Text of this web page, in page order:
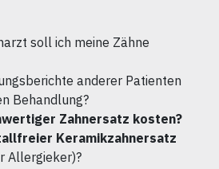
soll ich meine Zähne
anderer Patienten
Behandlung?
Zahnersatz kosten?
Keramikzahnersatz
Allergieker)?